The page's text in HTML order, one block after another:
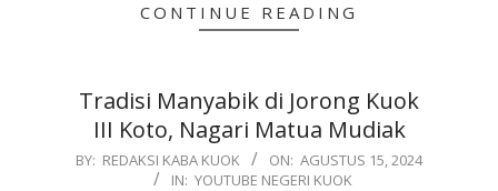
CONTINUE READING
Tradisi Manyabik di Jorong Kuok
III Koto, Nagari Matua Mudiak
2024-
BY: REDAKSI KABA KUOK ON: AGUSTUS 15, 2024
IN: YOUTUBE NEGERI KUOK